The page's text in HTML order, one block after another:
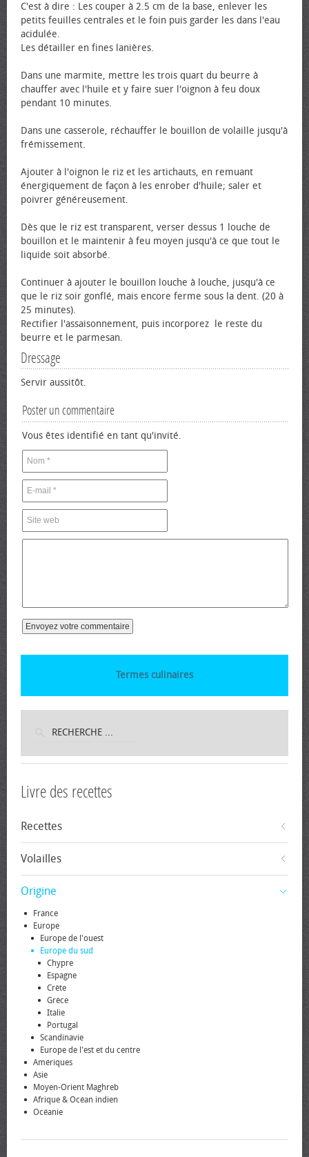
C'est à dire : Les couper à 2.5 cm de la base, enlever les
petits feuilles centrales et le foin puis garder les dans l'eau
acidulée.
Les détailler en fines lanières.
Dans une marmite, mettre les trois quart du beurre à
chauffer avec l'huile et y faire suer l'oignon à feu doux
pendant 10 minutes.
Dans une casserole, réchauffer le bouillon de volaille jusqu'à
frémissement.
Ajouter à l'oignon le riz et les artichauts, en remuant
énergiquement de façon à les enrober d'huile; saler et
poivrer généreusement.
Dès que le riz est transparent, verser dessus 1 louche de
bouillon et le maintenir à feu moyen jusqu'à ce que tout le
liquide soit absorbé.
Continuer à ajouter le bouillon louche à louche, jusqu'à ce
que le riz soir gonflé, mais encore ferme sous la dent. (20 à
25 minutes).
Rectifier l'assaisonnement, puis incorporez le reste du
beurre et le parmesan.
Dressage
Servir aussitôt.
Poster un commentaire
Vous êtes identifié en tant qu'invité.
Termes culinaires
Livre des recettes
Recettes
Volailles
Origine
France
Europe
Europe de l'ouest
Europe du sud
Chypre
Espagne
Crète
Grèce
Italie
Portugal
Scandinavie
Europe de l'est et du centre
Amériques
Asie
Moyen-Orient Maghreb
Afrique & Océan indien
Océanie